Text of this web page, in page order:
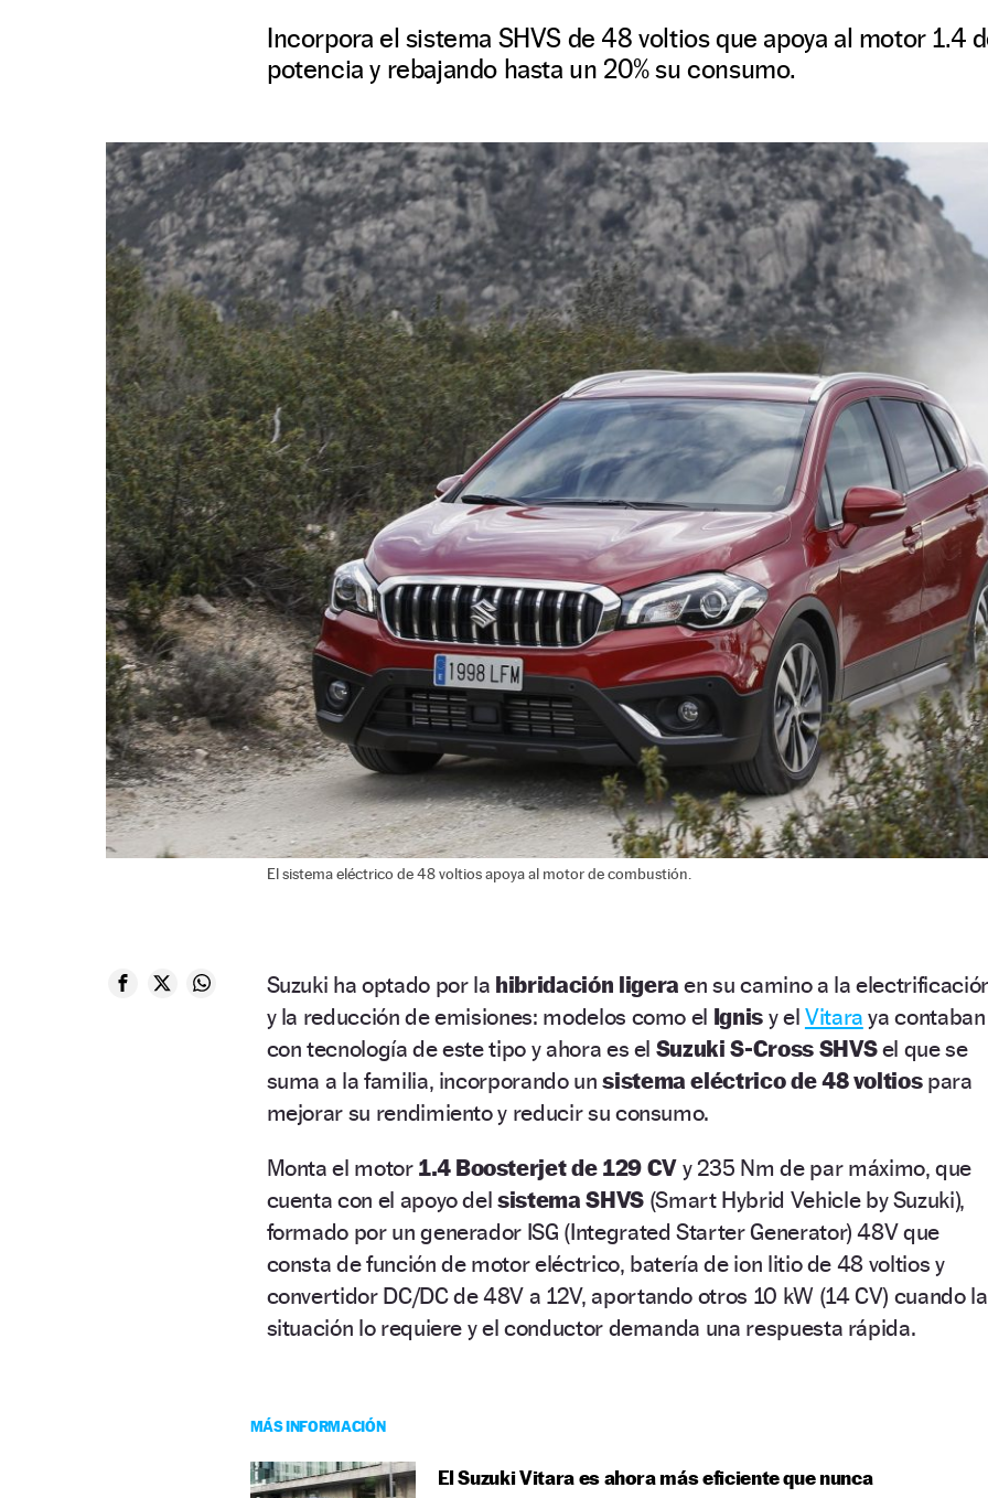
Incorpora el sistema SHVS de 48 voltios que apoya al motor 1.4
potencia y rebajando hasta un 20% su consumo.
El sistema eléctrico de 48 voltios apoya al motor de combustión.
Suzuki ha optado por la hibridación ligera en su camino a la
y la reducción de emisiones: modelos como el Ignis y el Vitara ya contaban
con tecnología de este tipo y ahora es el Suzuki S-Cross SHVSel que se
suma a la familia, incorporando unsistema eléctrico de 48 voltiospara
mejorar su rendimiento y reducir su consumo.
Monta el motor 1.4 Boosterjet de 129 CVy 235 Nm de par máximo, que
cuenta con el apoyo delsistema SHVS(Smart Hybrid Vehicle by Suzuki),
formado por un generador ISG (Integrated Starter Generator) 48V que
consta de función de motor eléctrico, batería de ion litio de 48 voltios y
convertidor DC/DC de 48V a 12V, aportando otros 10 kW (14 CV) cuando la
situación lo requiere y el conductor demanda una respuesta rápida.
MÁS INFORMACIÓN
El Suzuki Vitara es ahora más eficiente que nunca